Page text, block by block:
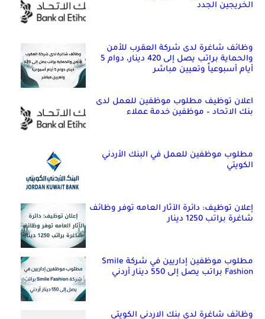
الخريجين الجدد
وظائف شاغرة لدى شركة العقرب للأمن
والحماية براتب يصل إلى 420 دينار، دوام 5
أيام أسبوعياً وتعيين مباشر
اعلان توظيف مطلوب موظفين للعمل لدى
بنك الاتحاد – موظفين خدمة عملاء
مطلوب موظفين للعمل في البنك الأردني
الكويتي
إعلان توظيف: دائرة الآثار العامه توفر وظائف
شاغرة براتب 1250 دينار
مطلوب موظفين إداريين في شركة Smile
Fashion براتب يصل إلى 550 دينار أردني
وظائف شاغرة لدى بنك الاردني الكويتي